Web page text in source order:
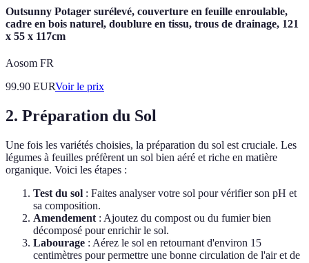
Outsunny Potager surélevé, couverture en feuille enroulable,
cadre en bois naturel, doublure en tissu, trous de drainage, 121
x 55 x 117cm
Aosom FR
99.90 EURVoir le prix
2. Préparation du Sol
Une fois les variétés choisies, la préparation du sol est cruciale. Les
légumes à feuilles préfèrent un sol bien aéré et riche en matière
organique. Voici les étapes :
Test du sol : Faites analyser votre sol pour vérifier son pH et
sa composition.
Amendement : Ajoutez du compost ou du fumier bien
décomposé pour enrichir le sol.
Labourage : Aérez le sol en retournant d'environ 15
centimètres pour permettre une bonne circulation de l'air et de